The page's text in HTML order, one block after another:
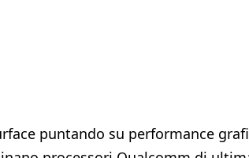
puntando su performance